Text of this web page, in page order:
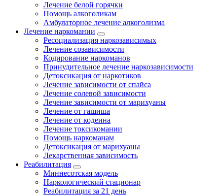
Лечение белой горячки
Помощь алкоголикам
Амбулаторное лечение алкоголизма
Лечение наркомании
Ресоциализация наркозависимых
Лечение созависимости
Кодирование наркоманов
Принудительное лечение наркозависимости
Детоксикация от наркотиков
Лечение зависимости от спайса
Лечение солевой зависимости
Лечение зависимости от марихуаны
Лечение от гашиша
Лечение от кодеина
Лечение токсикомании
Помощь наркоманам
Детоксикация от марихуаны
Лекарственная зависимость
Реабилитация
Миннесотская модель
Наркологический стационар
Реабилитация за 21 день